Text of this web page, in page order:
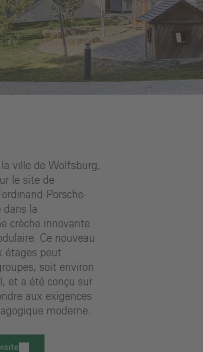
ville de Wolfsburg,
le site de
Porsche-
dans la
crèche innovante
Ce nouveau
étages peut
soit environ
et a été conçu sur
aux exigences
moderne.